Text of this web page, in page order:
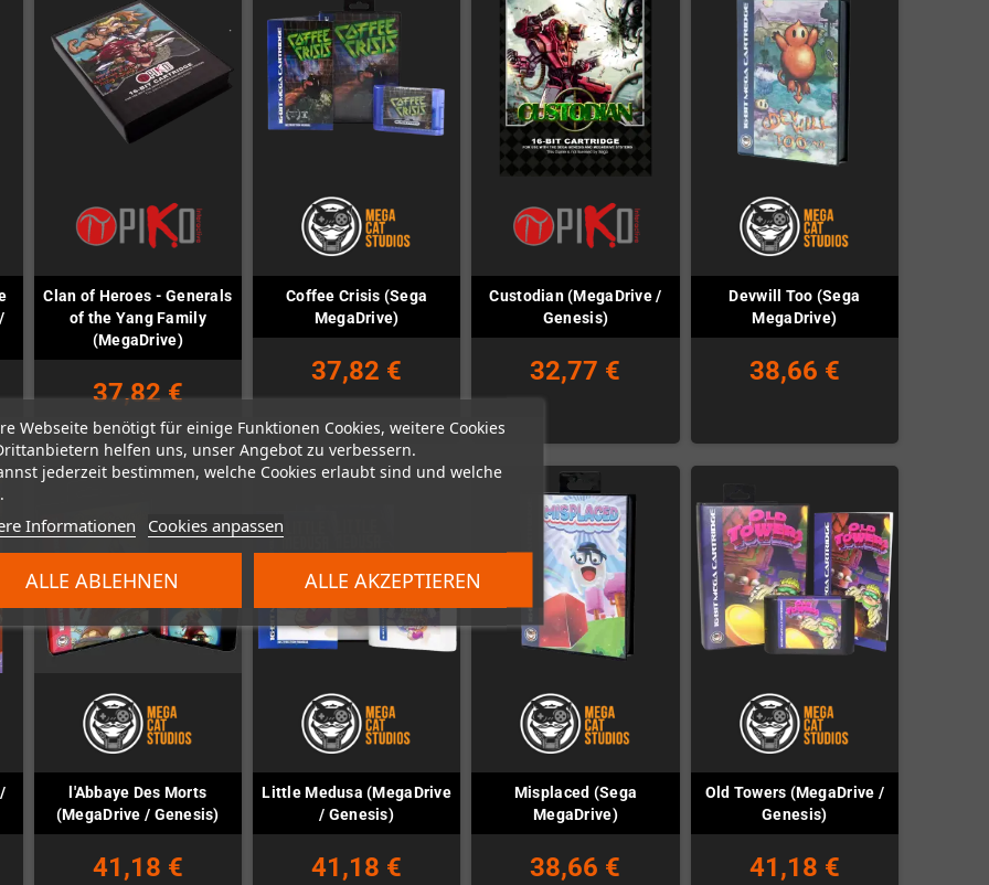
Webseite benötigt für einige Funktionen Cookies, weitere Cookies
helfen uns, unser Angebot zu verbessern.
jederzeit bestimmen, welche Cookies erlaubt sind und welche
Informationen Cookies anpassen
ALLE ABLEHNEN ALLE AKZEPTIEREN
Clan of Heroes - Generals
of the Yang Family
(MegaDrive)
37,82 €
Coffee Crisis (Sega
MegaDrive)
37,82 €
Custodian (MegaDrive /
Genesis)
32,77 €
Devwill Too (Sega
MegaDrive)
38,66 €
l'Abbaye Des Morts
(MegaDrive / Genesis)
41,18 €
Little Medusa (MegaDrive
/ Genesis)
41,18 €
Misplaced (Sega
MegaDrive)
38,66 €
Old Towers (MegaDrive /
Genesis)
41,18 €